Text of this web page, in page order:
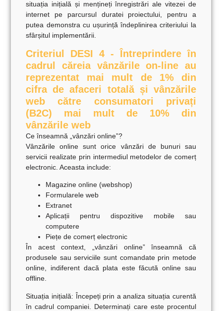
situația inițială și mențineți înregistrări ale vitezei de
internet pe parcursul duratei proiectului, pentru a
putea demonstra cu ușurință îndeplinirea criteriului la
sfârșitul implementării.
Criteriul DESI 4 - Întreprindere în
cadrul căreia vânzările on-line au
reprezentat mai mult de 1% din
cifra de afaceri totală și vânzările
web către consumatori privați
(B2C) mai mult de 10% din
vânzările web
Ce înseamnă „vânzări online”?
Vânzările online sunt orice vânzări de bunuri sau
servicii realizate prin intermediul metodelor de comerț
electronic. Aceasta include:
Magazine online (webshop)
Formularele web
Extranet
Aplicații pentru dispozitive mobile sau
computere
Piețe de comerț electronic
În acest context, „vânzări online” înseamnă că
produsele sau serviciile sunt comandate prin metode
online, indiferent dacă plata este făcută online sau
offline.
Situația inițială: Începeți prin a analiza situația curentă
în cadrul companiei. Determinați care este procentul